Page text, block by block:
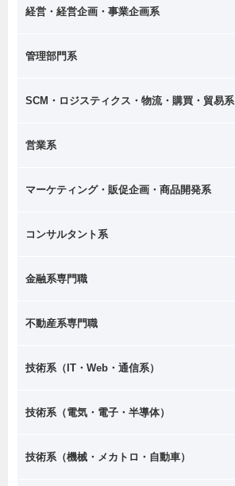
経営・経営企画・事業企画系
管理部門系
SCM・ロジスティクス・物流・購買・貿易系
営業系
マーケティング・販促企画・商品開発系
コンサルタント系
金融系専門職
不動産系専門職
技術系（IT・Web・通信系）
技術系（電気・電子・半導体）
技術系（機械・メカトロ・自動車）